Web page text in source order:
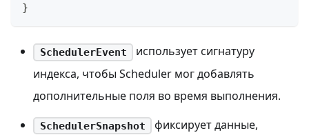
}
SchedulerEvent
использует сигнатуру
индекса, чтобы Scheduler мог добавлять
дополнительные поля во время выполнения.
SchedulerSnapshot
фиксирует данные,